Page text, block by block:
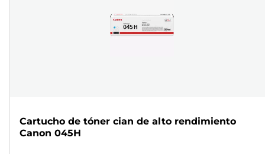
Cartucho de tóner cian de alto rendimiento
Canon 045H